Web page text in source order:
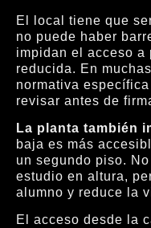
El local tiene que
no puede haber
impidan el acceso a
reducida. En
normativa
revisar antes de
La planta también
baja es más
un segundo piso.
estudio en altura,
alumno y reduce la
El acceso desde la